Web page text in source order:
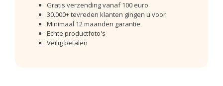
Gratis verzending vanaf 100 euro
30.000+ tevreden klanten gingen u voor
Minimaal 12 maanden garantie
Echte productfoto's
Veilig betalen